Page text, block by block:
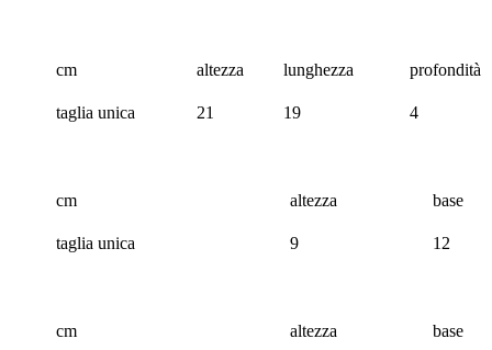
cm altezza lunghezza profondità
taglia unica 21 19 4
cm altezza base
taglia unica 9 12
cm altezza base